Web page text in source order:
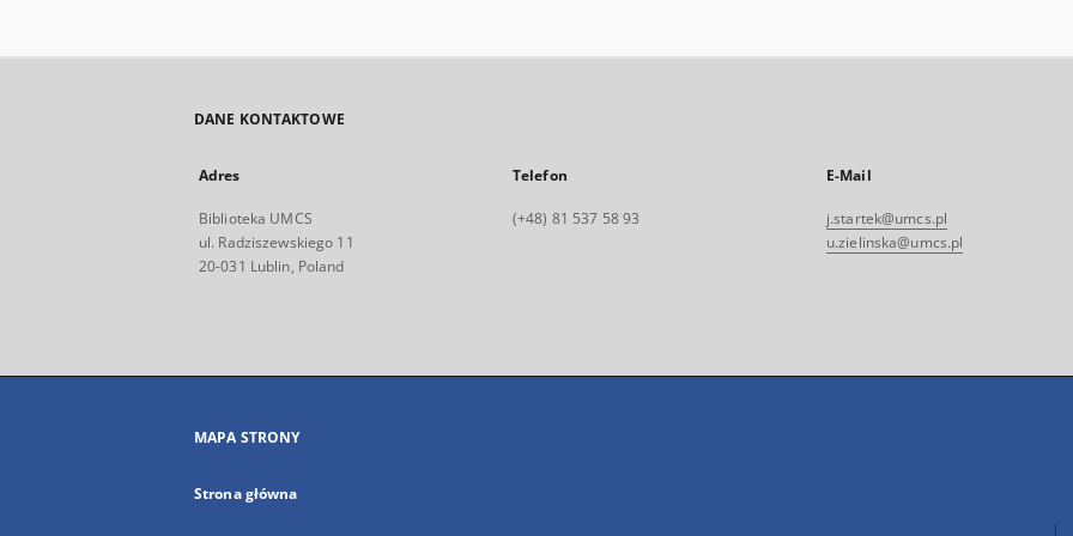
DANE KONTAKTOWE
Adres
Biblioteka UMCS
ul. Radziszewskiego 11
20-031 Lublin, Poland
Telefon
(+48) 81 537 58 93
E-Mail
j.startek@umcs.pl
u.zielinska@umcs.pl
MAPA STRONY
Strona główna